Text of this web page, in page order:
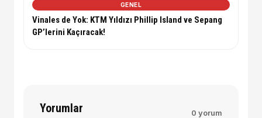
GENEL
Vinales de Yok: KTM Yıldızı Phillip Island ve Sepang
GP’lerini Kaçıracak!
Yorumlar 0 yorum